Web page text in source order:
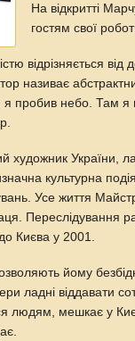
На відкритті
гостям свої
відрізняється від
називає
я пробив небо. Там я
художник України,
культурна
Усе життя
Переслідування
Києва у 2001.
йому
ладні віддавати
людям, мешкає у